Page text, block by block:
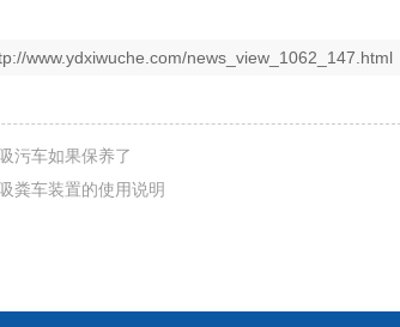
www.ydxiwuche.com/news_view_1062_147.html
污车如果保养了
粪车装置的使用说明